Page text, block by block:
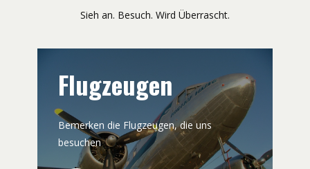
Sieh an. Besuch. Wird Überrascht.
Flugzeugen
Bemerken die Flugzeugen, die uns
besuchen